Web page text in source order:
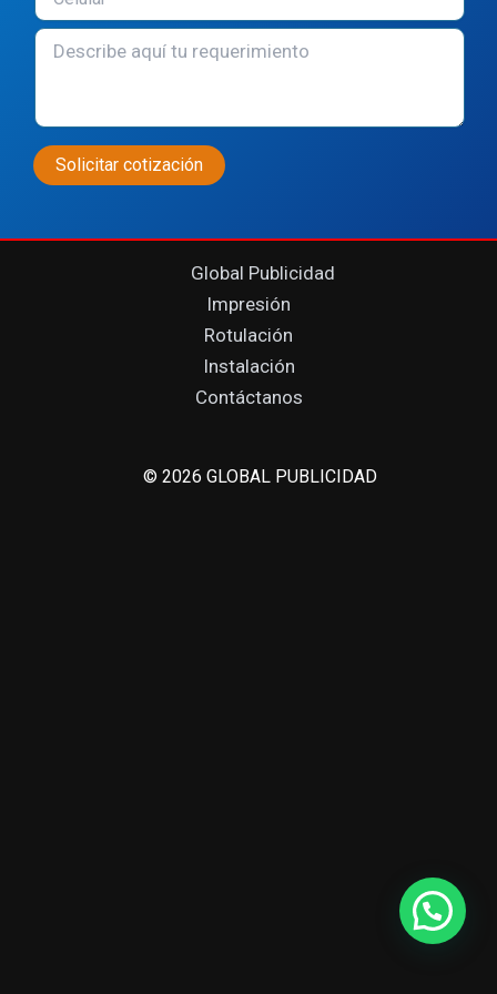
Global Publicidad
Impresión
Rotulación
Instalación
Contáctanos
© 2026 GLOBAL PUBLICIDAD